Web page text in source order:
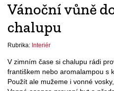
Vánoční vůně
chalupu
Rubrika: Interiér
V zimním čase si chalupu rádi
františkem nebo aromalampou s
Použít ale mužeme i vonné